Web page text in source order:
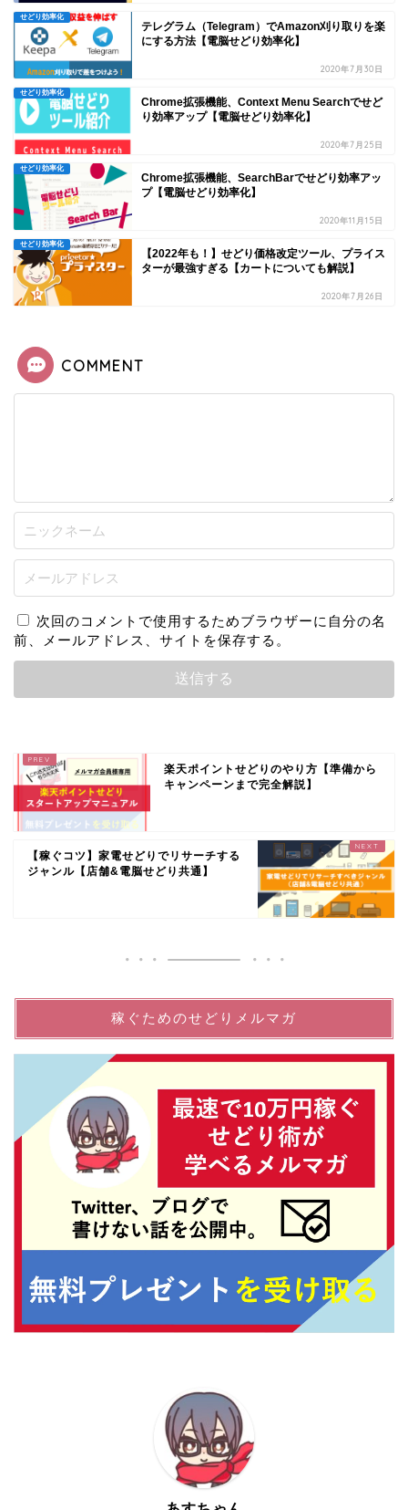
せどり効率化
テレグラム（Telegram）でAmazon刈り取りを楽
にする方法【電脳せどり効率化】
2020年7月30日
せどり効率化
Chrome拡張機能、Context Menu Searchでせど
り効率アップ【電脳せどり効率化】
2020年7月25日
せどり効率化
Chrome拡張機能、SearchBarでせどり効率アッ
プ【電脳せどり効率化】
2020年11月15日
せどり効率化
【2022年も！】せどり価格改定ツール、プライス
ターが最強すぎる【カートについても解説】
2020年7月26日
COMMENT
次回のコメントで使用するためブラウザーに自分の名
前、メールアドレス、サイトを保存する。
楽天ポイントせどりのやり方【準備から
キャンペーンまで完全解説】
【稼ぐコツ】家電せどりでリサーチする
ジャンル【店舗&電脳せどり共通】
稼ぐためのせどりメルマガ